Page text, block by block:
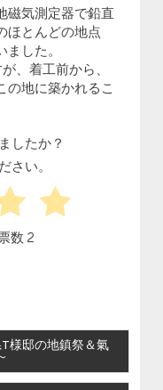
磁気測定器で鉛直
ほとんどの地点
した。
、着工前から、
の地に築かれるこ
したか？
さい。
数 2
様邸の地鎮祭＆氣